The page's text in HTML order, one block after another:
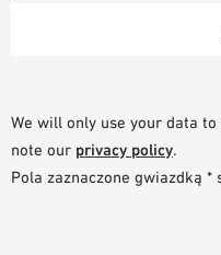
We will only use your data
note our privacy policy.
Pola zaznaczone gwiazdką *